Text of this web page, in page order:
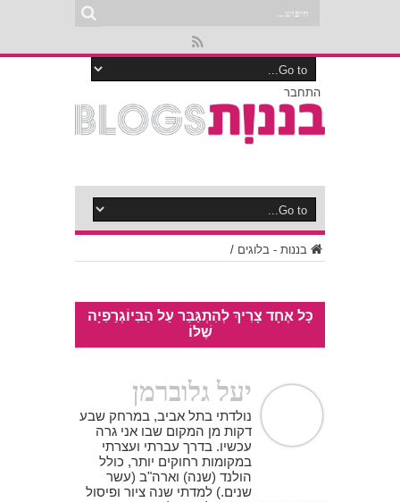
התחבר
בננות - בלוגים /
כָּל אֶחָד צָרִיךְ לְהִתְגַּבֵּר עַל הַבִּיוֹגְרַפִיָה
שֶׁלּוֹ
יעל גלוברמן
נולדתי בתל אביב, במרחק שבע
דקות מן המקום שבו אני גרה
עכשיו. בדרך עברתי ועצרתי
במקומות רחוקים יותר, כולל
הולנד (שנה) וארה"ב (עשר
שנים.) למדתי שנה ציור ופיסול